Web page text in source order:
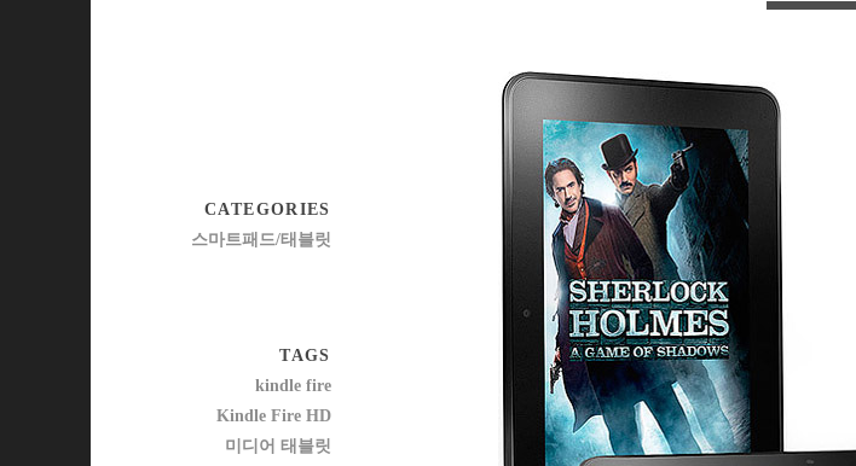
CATEGORIES
스마트패드/태블릿
TAGS
kindle fire
Kindle Fire HD
미디어 태블릿